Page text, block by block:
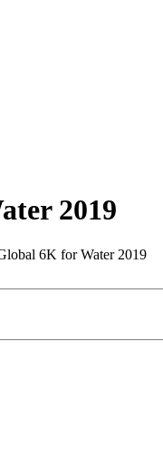
2019
6K for Water 2019